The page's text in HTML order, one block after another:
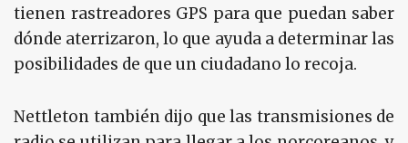
tienen rastreadores GPS para que puedan saber
dónde aterrizaron, lo que ayuda a determinar las
posibilidades de que un ciudadano lo recoja.
Nettleton también dijo que las transmisiones de